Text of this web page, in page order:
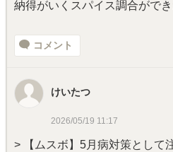
納得がいくスパイス調合がで
コメント
けいたつ
2026/05/19 11:17
> 【ムスボ】5月病対策として